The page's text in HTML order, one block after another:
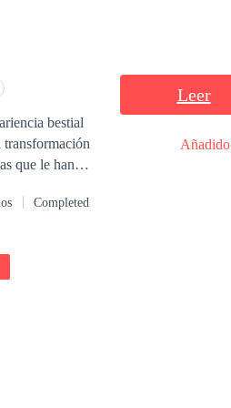
transformación
que le han
Pero pronto
Completed
Leer
Añadido